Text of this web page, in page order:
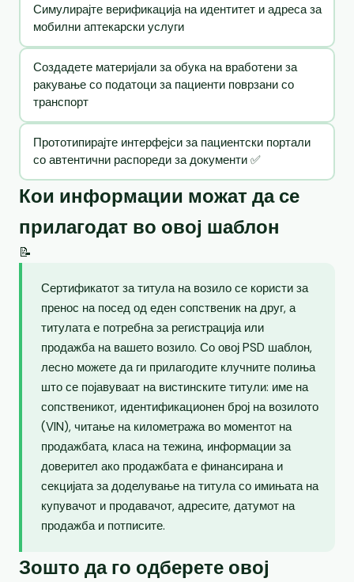
Симулирајте верификација на идентитет и адреса за
мобилни аптекарски услуги
Создадете материјали за обука на вработени за
ракување со податоци за пациенти поврзани со
транспорт
Прототипирајте интерфејси за пациентски портали
со автентични распореди за документи ✅
Кои информации можат да се
прилагодат во овој шаблон
📝
Сертификатот за титула на возило се користи за
пренос на посед од еден сопственик на друг, а
титулата е потребна за регистрација или
продажба на вашето возило. Со овој PSD шаблон,
лесно можете да ги прилагодите клучните полиња
што се појавуваат на вистинските титули: име на
сопственикот, идентификационен број на возилото
(VIN), читање на километража во моментот на
продажбата, класа на тежина, информации за
доверител ако продажбата е финансирана и
секцијата за доделување на титула со имињата на
купувачот и продавачот, адресите, датумот на
продажба и потписите.
Зошто да го одберете овој